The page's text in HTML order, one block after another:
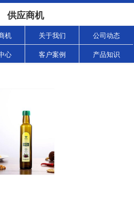
供应商机
机 关于我们 公司动态
心 客户案例 产品知识